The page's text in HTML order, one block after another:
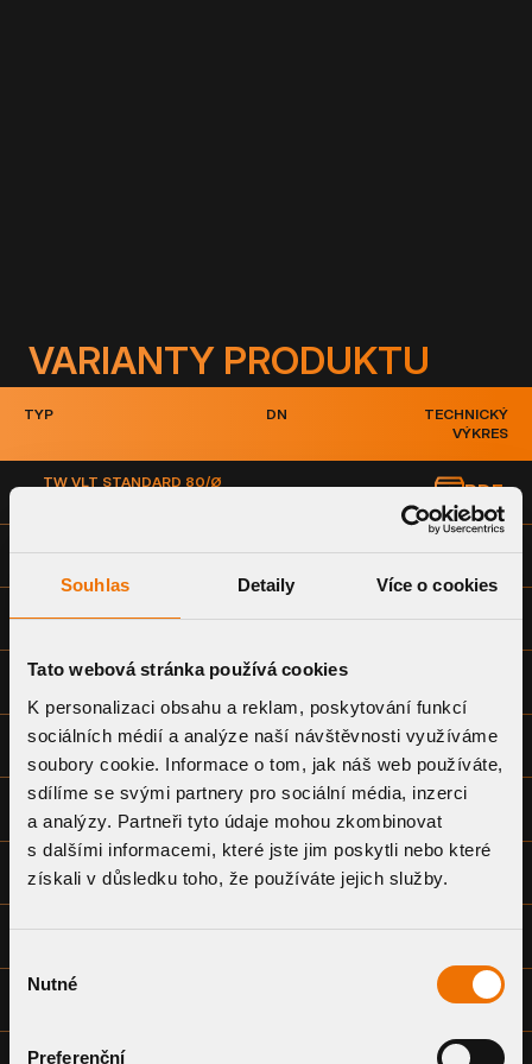
Souhlas Detaily Více o cookies
Tato webová stránka používá cookies
K personalizaci obsahu a reklam, poskytování funkcí
sociálních médií a analýze naší návštěvnosti využíváme
soubory cookie. Informace o tom, jak náš web používáte,
sdílíme se svými partnery pro sociální média, inzerci
a analýzy. Partneři tyto údaje mohou zkombinovat
s dalšími informacemi, které jste jim poskytli nebo které
získali v důsledku toho, že používáte jejich služby.
souhlasu
Nutné
Preferenční
VARIANTY PRODUKTU
TYP DN
TECHNICKÝ
VÝKRES
TW VLT STANDARD 80/Ø
80 PDF
100 PDF
125 PDF
TW VLT STANDARD 150/Ø
150
TW VLT STANDARD 200/Ø
DĚLENÁ/NEDĚLENÁ/VÍCENÁSOBNÁ
200 PDF
TW VLT STANDARD 250/Ø
DĚLENÁ/NEDĚLENÁ/VÍCENÁSOBNÁ
TW VLT STANDARD 300/Ø
DĚLENÁ/NEDĚLENÁ/VÍCENÁSOBNÁ
300
TW VLT STANDARD 350/Ø
350 PDF
TW VLT STANDARD 400/Ø
PDF